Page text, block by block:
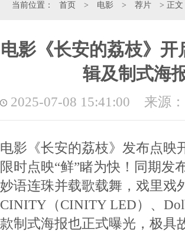
当前位置： 首页 > 电影 > 荐片 > 正文
电影《长安的荔枝》
辑及制式海
2025-07-08 15:41:00 来源
电影《长安的荔枝》发布点映
限时点映“鲜”睹为快！同期发
妙语连珠并载歌载舞，戏里
CINITY（CINITY LED）、
款制式海报也正式曝光，极具